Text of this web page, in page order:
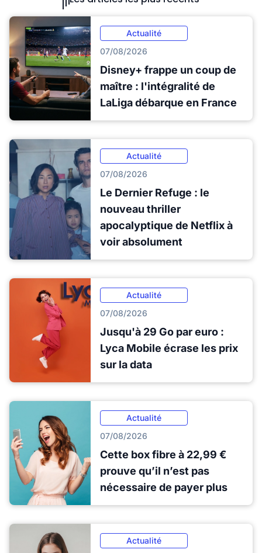
Actualité
07/08/2026
Disney+ frappe un coup de
maître : l'intégralité de
LaLiga débarque en France
Actualité
07/08/2026
Le Dernier Refuge : le
nouveau thriller
apocalyptique de Netflix à
voir absolument
Actualité
07/08/2026
Jusqu'à 29 Go par euro :
Lyca Mobile écrase les prix
sur la data
Actualité
07/08/2026
Cette box fibre à 22,99 €
prouve qu’il n’est pas
nécessaire de payer plus
Actualité